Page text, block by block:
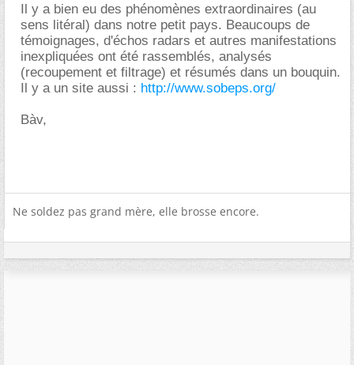
Il y a bien eu des phénomènes extraordinaires (au
sens litéral) dans notre petit pays. Beaucoups de
témoignages, d'échos radars et autres manifestations
inexpliquées ont été rassemblés, analysés
(recoupement et filtrage) et résumés dans un bouquin.
Il y a un site aussi : http://www.sobeps.org/
Bàv,
Ne soldez pas grand mère, elle brosse encore.